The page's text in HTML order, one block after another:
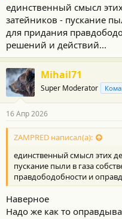
единственный смысл
затейников - пускание
для придания
решений и действий...
Mihail71
Super Moderator
16 Апр 2026
ZAMPRED написал(а):
единственный смысл этих
пускание пыли в газа
правдободобности и
Наверное
Надо же как то